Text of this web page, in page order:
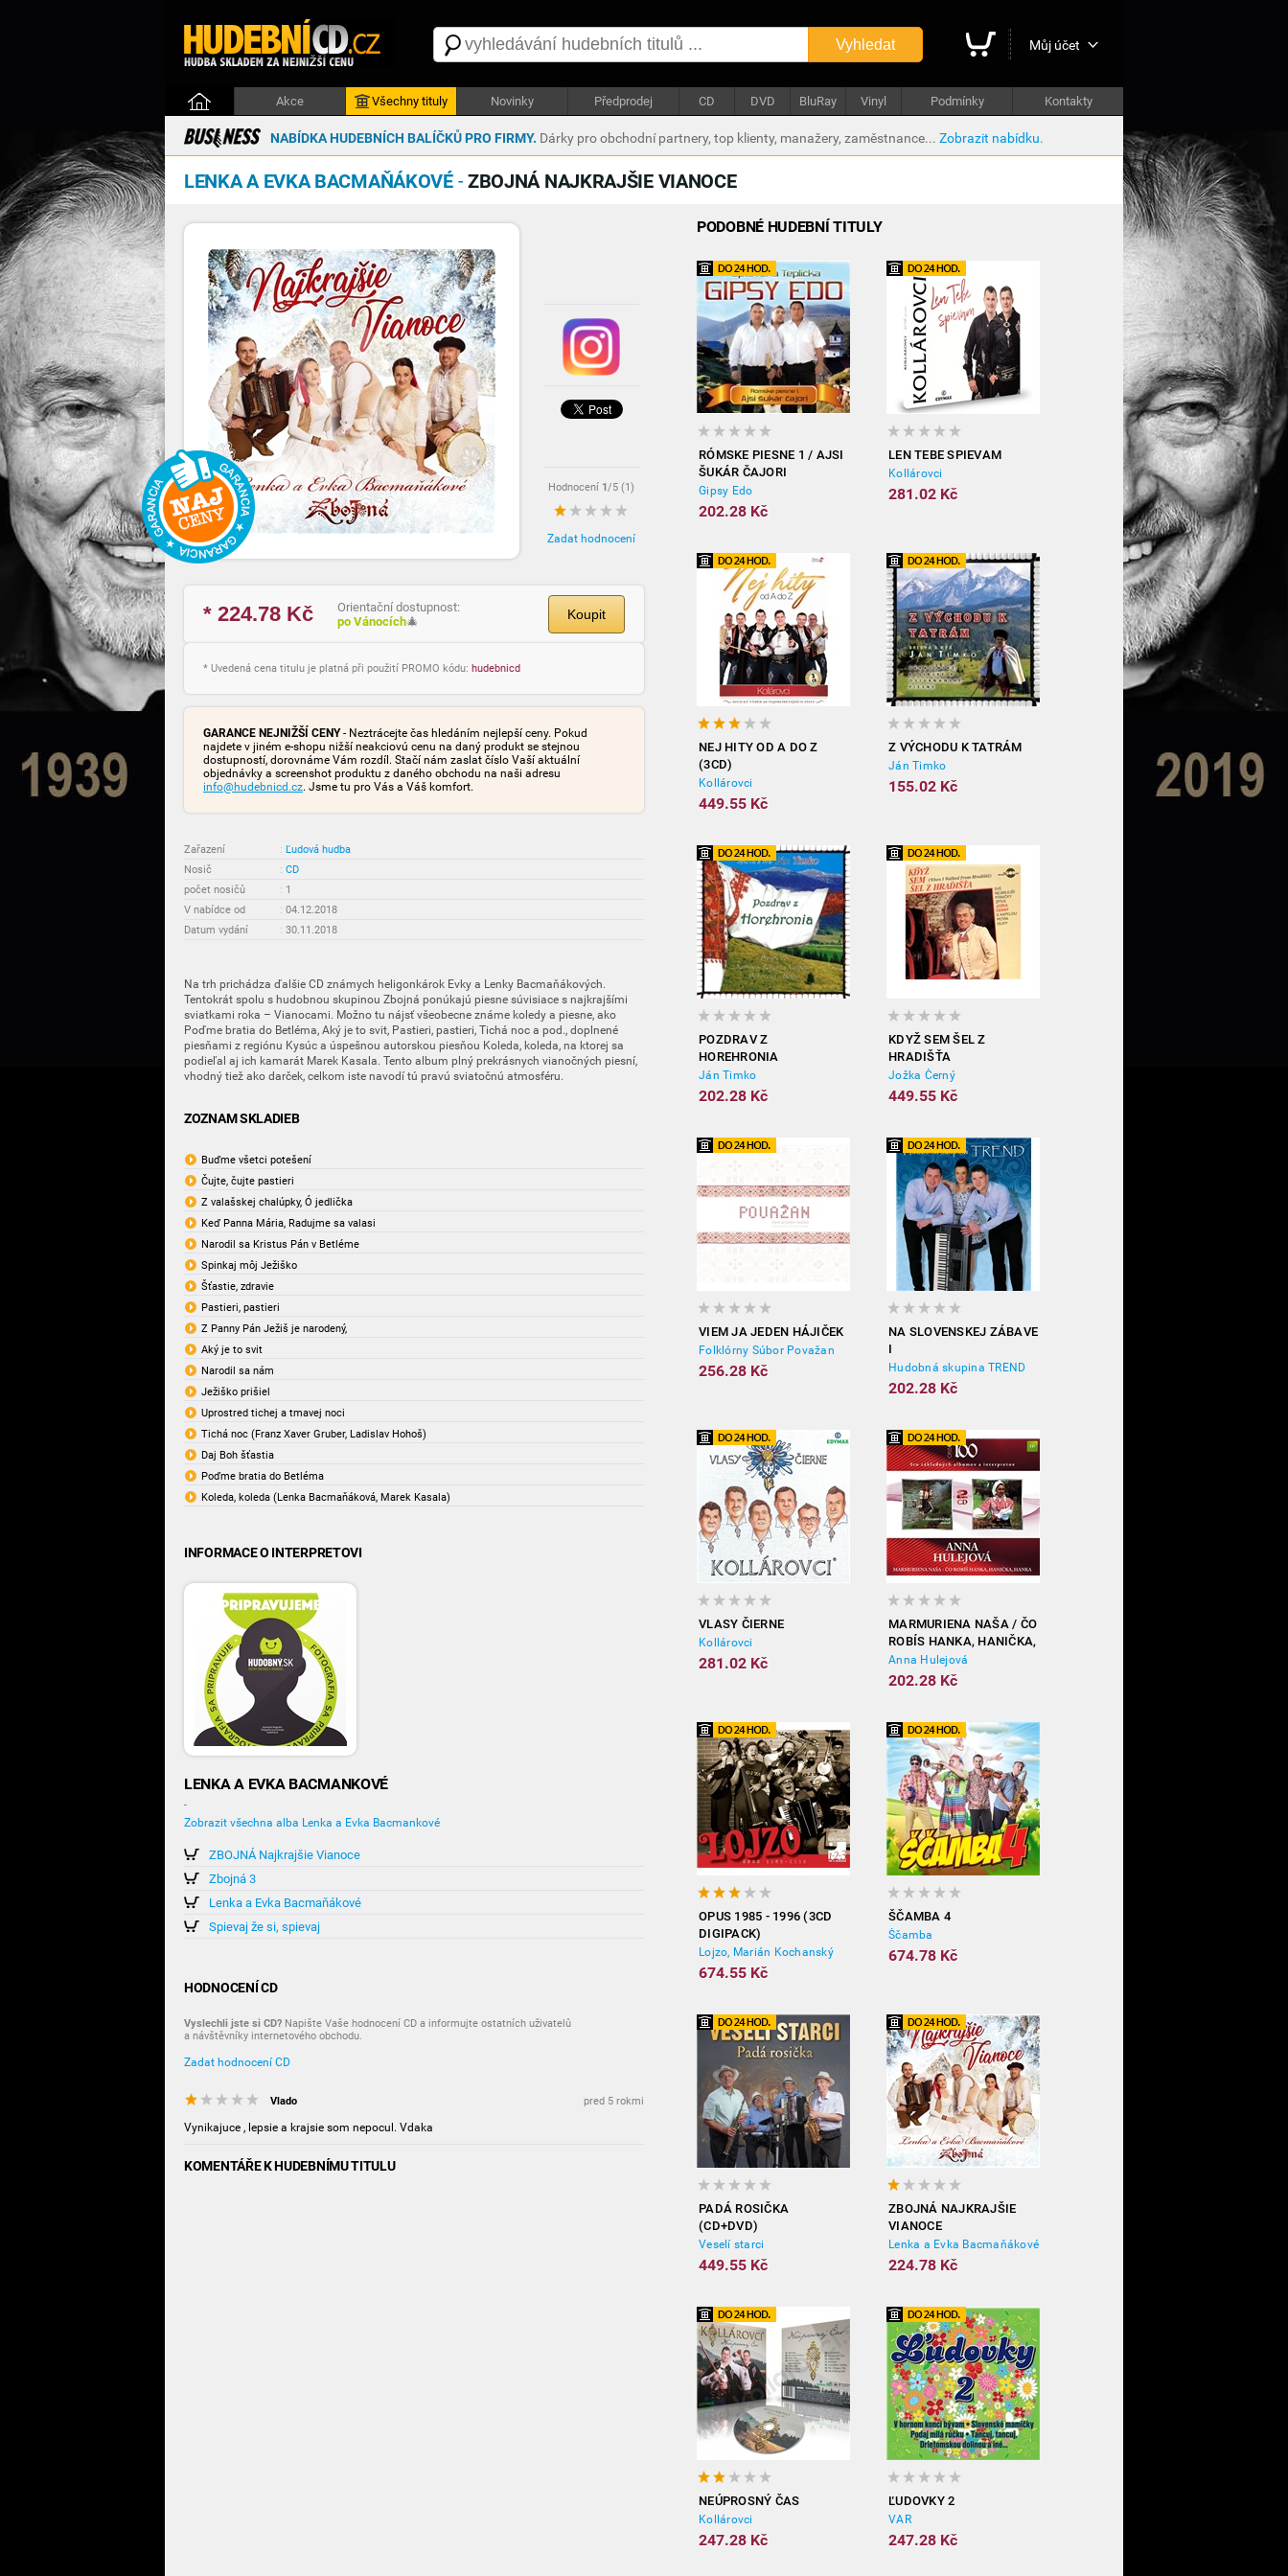
Vyhledat Můj účet
Akce Všechny tituly Novinky Předprodej CD DVD BluRay Vinyl Podmínky Kontakty
NABÍDKA HUDEBNÍCH BALÍČKŮ PRO FIRMY. Dárky pro obchodní partnery, top klienty, manažery, zaměstnance... Zobrazit nabídku.
LENKA A EVKA BACMAŇÁKOVÉ-ZBOJNÁ NAJKRAJŠIE VIANOCE
Hodnocení 1/5 (1)
Zadat hodnocení
* 224.78 Kč
Orientační dostupnost:
po Vánocích🎄 Koupit
* Uvedená cena titulu je platná při použití PROMO kódu: hudebnicd
GARANCE NEJNIŽŠÍ CENY- Neztrácejte čas hledáním nejlepší ceny. Pokud
najdete v jiném e-shopu nižší neakciovú cenu na daný produkt se stejnou
dostupností, dorovnáme Vám rozdíl. Stačí nám zaslat číslo Vaší aktuální
objednávky a screenshot produktu z daného obchodu na naši adresu
info@hudebnicd.cz. Jsme tu pro Vás a Váš komfort.
Zařazení : Ľudová hudba
Nosič
: CD
počet nosičů
: 1
V nabídce od
: 04.12.2018
Datum vydání
: 30.11.2018
Na trh prichádza ďalšie CD známych heligonkárok Evky a Lenky Bacmaňákových.
Tentokrát spolu s hudobnou skupinou Zbojná ponúkajú piesne súvisiace s najkrajšími
sviatkami roka – Vianocami. Možno tu nájsť všeobecne známe koledy a piesne, ako
Poďme bratia do Betléma, Aký je to svit, Pastieri, pastieri, Tichá noc a pod., doplnené
piesňami z regiónu Kysúc a úspešnou autorskou piesňou Koleda, koleda, na ktorej sa
podieľal aj ich kamarát Marek Kasala. Tento album plný prekrásnych vianočných piesní,
vhodný tiež ako darček, celkom iste navodí tú pravú sviatočnú atmosféru.
ZOZNAM SKLADIEB
Buďme všetci potešení
Čujte, čujte pastieri
Z valašskej chalúpky, Ó jedlička
Keď Panna Mária, Radujme sa valasi
Narodil sa Kristus Pán v Betléme
Spinkaj môj Ježiško
Šťastie, zdravie
Pastieri, pastieri
Z Panny Pán Ježiš je narodený,
Aký je to svit
Narodil sa nám
Ježiško prišiel
Uprostred tichej a tmavej noci
Tichá noc (Franz Xaver Gruber, Ladislav Hohoš)
Daj Boh šťastia
Poďme bratia do Betléma
Koleda, koleda (Lenka Bacmaňáková, Marek Kasala)
INFORMACE O INTERPRETOVI
LENKA A EVKA BACMANKOVÉ
-
Zobrazit všechna alba Lenka a Evka Bacmankové
ZBOJNÁ Najkrajšie Vianoce
Zbojná 3
Lenka a Evka Bacmaňákové
Spievaj že si, spievaj
HODNOCENÍ CD
Vyslechli jste si CD? Napište Vaše hodnocení CD a informujte ostatních uživatelů
a návštěvníky internetového obchodu.
Zadat hodnocení CD
Vlado pred 5 rokmi
Vynikajuce , lepsie a krajsie som nepocul. Vdaka
KOMENTÁŘE K HUDEBNÍMU TITULU
PODOBNÉ HUDEBNÍ TITULY
RÓMSKE PIESNE 1 / AJSI
ŠUKÁR ČAJORI
Gipsy Edo
202.28 Kč
LEN TEBE SPIEVAM
Kollárovci
281.02 Kč
NEJ HITY OD A DO Z
(3CD)
Kollárovci
449.55 Kč
Z VÝCHODU K TATRÁM
Ján Timko
155.02 Kč
POZDRAV Z
HOREHRONIA
Ján Timko
202.28 Kč
KDYŽ SEM ŠEL Z
HRADIŠŤA
Jožka Černý
449.55 Kč
VIEM JA JEDEN HÁJIČEK
Folklórny Súbor Považan
256.28 Kč
NA SLOVENSKEJ ZÁBAVE
I
Hudobná skupina TREND
202.28 Kč
VLASY ČIERNE
Kollárovci
281.02 Kč
MARMURIENA NAŠA / ČO
ROBÍS HANKA, HANIČKA,
HANKA
Anna Hulejová
202.28 Kč
OPUS 1985 - 1996 (3CD
DIGIPACK)
Lojzo, Marián Kochanský
674.55 Kč
ŠČAMBA 4
Ščamba
674.78 Kč
PADÁ ROSIČKA
(CD+DVD)
Veselí starci
449.55 Kč
ZBOJNÁ NAJKRAJŠIE
VIANOCE
Lenka a Evka Bacmaňákové
224.78 Kč
NEÚPROSNÝ ČAS
Kollárovci
247.28 Kč
ĽUDOVKY 2
VAR
247.28 Kč